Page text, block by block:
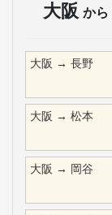
大阪 から
大阪 → 長野
大阪 → 松本
大阪 → 岡谷